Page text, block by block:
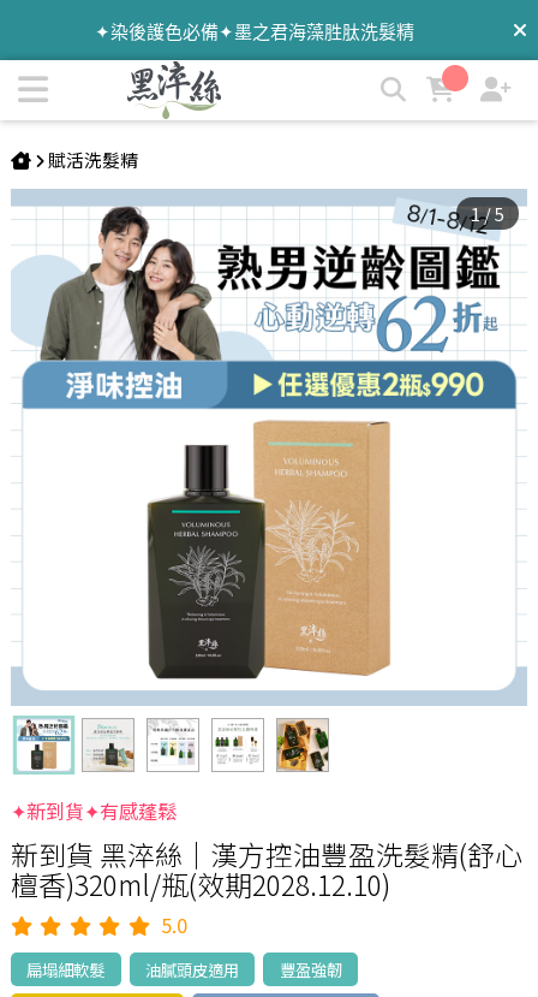
2028.12.10) | 黑淬絲│植萃髮肌專家
✦染後護色必備✦墨之君海藻胜肽洗髮精
暑假旅遊去✦外出自備✦洗護梳旅行組
賦活洗髮精
1/5
✦新到貨✦有感蓬鬆
新到貨 黑淬絲│漢方控油豐盈洗髮精(舒心
檀香)320ml/瓶(效期2028.12.10)
5.0
扁塌細軟髮 油膩頭皮適用
豐盈強韌